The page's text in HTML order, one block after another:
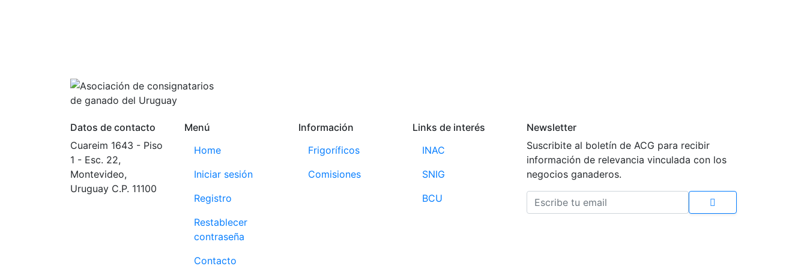
Datos de contacto
Cuareim 1643 - Piso
1 - Esc. 22,
Montevideo,
Uruguay C.P. 11100
Menú
Home
Iniciar sesión
Registro
Restablecer
contraseña
Contacto
Información
Frigoríficos
Comisiones
Links de interés
INAC
SNIG
BCU
Newsletter
Suscribite al boletín de ACG para recibir
información de relevancia vinculada con los
negocios ganaderos.